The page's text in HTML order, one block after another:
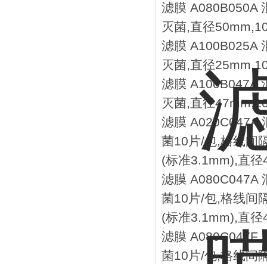
滤膜 A080B050A
灭菌,直径
滤膜 A100B025A
灭菌,直径
滤膜 A100B047A
灭菌,直径
滤膜 A020C047A
菌10片/包,格线间
(标准3.1mm),直
滤膜 A080C047A
菌10片/包,格线间
(标准3.1mm),直
滤膜 A080C047F
菌10片/包,格线间